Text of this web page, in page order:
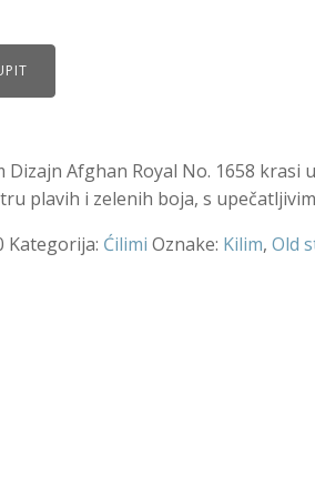
Dizajn Afghan Royal No. 1658 krasi
plavih i zelenih boja, s
Kategorija: Ćilimi Oznake: Kilim, Old